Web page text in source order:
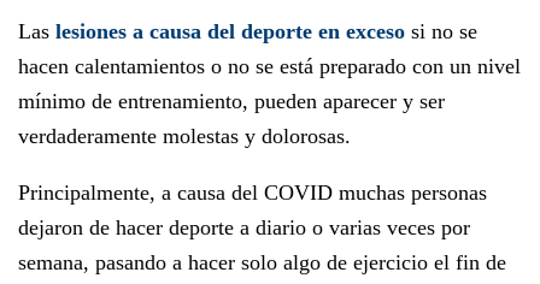
Las lesiones a causa del deporte en exceso si no se
hacen calentamientos o no se está preparado con un nivel
mínimo de entrenamiento, pueden aparecer y ser
verdaderamente molestas y dolorosas.
Principalmente, a causa del COVID muchas personas
dejaron de hacer deporte a diario o varias veces por
semana, pasando a hacer solo algo de ejercicio el fin de